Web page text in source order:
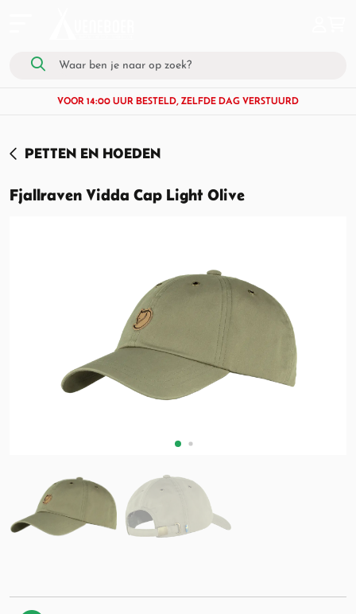
VOOR 14:00 UUR BESTELD, ZELFDE DAG VERSTUURD
PETTEN EN HOEDEN
Fjallraven Vidda Cap Light Olive